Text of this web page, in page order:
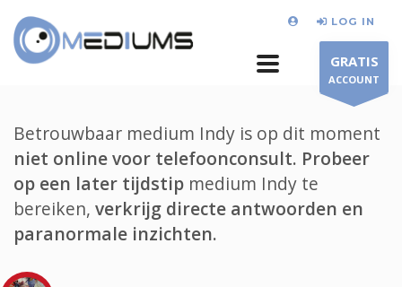
LOG IN
GRATIS
ACCOUNT
Betrouwbaar medium Indy is op dit moment
niet online voor telefoonconsult. Probeer
op een later tijdstip medium Indy te
bereiken, verkrijg directe antwoorden en
paranormale inzichten.